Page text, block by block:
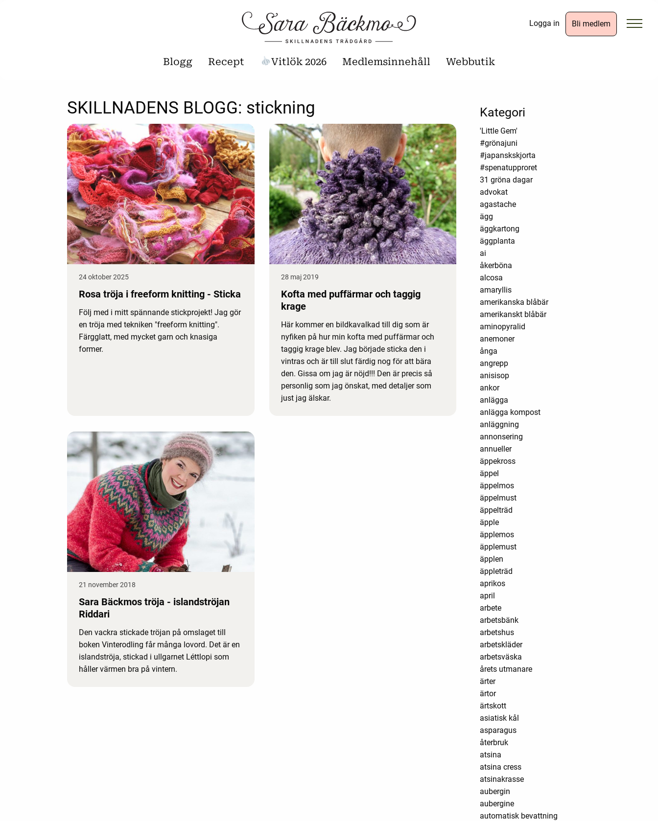
Logga in Bli medlem
Blogg Recept Vitlök 2026 Medlemsinnehåll Webbutik
SKILLNADENS BLOGG: stickning
24 oktober 2025
Rosa tröja i freeform knitting - Sticka
Följ med i mitt spännande stickprojekt! Jag gör
en tröja med tekniken "freeform knitting".
Färgglatt, med mycket garn och knasiga
former.
28 maj 2019
Kofta med puffärmar och taggig
krage
Här kommer en bildkavalkad till dig som är
nyfiken på hur min kofta med puffärmar och
taggig krage blev. Jag började sticka den i
vintras och är till slut färdig nog för att bära
den. Gissa om jag är nöjd!!! Den är precis så
personlig som jag önskat, med detaljer som
just jag älskar.
21 november 2018
Sara Bäckmos tröja - islandströjan
Riddari
Den vackra stickade tröjan på omslaget till
boken Vinterodling får många lovord. Det är en
islandströja, stickad i ullgarnet Léttlopi som
håller värmen bra på vintern.
Kategori
'Little Gem'
#grönajuni
#japanskskjorta
#spenatupproret
31 gröna dagar
advokat
agastache
ägg
äggkartong
äggplanta
ai
åkerböna
alcosa
amaryllis
amerikanska blåbär
amerikanskt blåbär
aminopyralid
anemoner
ånga
angrepp
anisisop
ankor
anlägga
anlägga kompost
anläggning
annonsering
annueller
äppekross
äppel
äppelmos
äppelmust
äppelträd
äpple
äpplemos
äpplemust
äpplen
äppleträd
aprikos
april
arbete
arbetsbänk
arbetshus
arbetskläder
arbetsväska
årets utmanare
ärter
ärtor
ärtskott
asiatisk kål
asparagus
återbruk
atsina
atsina cress
atsinakrasse
aubergin
aubergine
automatisk bevattning